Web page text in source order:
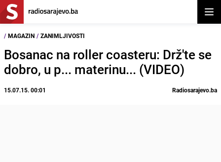
/ MAGAZIN / ZANIMLJIVOSTI
Bosanac na roller coasteru: Drž'te se
dobro, u p... materinu... (VIDEO)
15.07.15. 00:01 Radiosarajevo.ba